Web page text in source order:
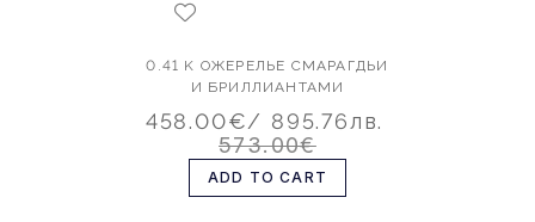
0.41 K ОЖЕРЕЛЬЕ СМАРАГДЬИ
И БРИЛЛИАНТАМИ
458.00€/ 895.76лв.
573.00€
ADD TO CART